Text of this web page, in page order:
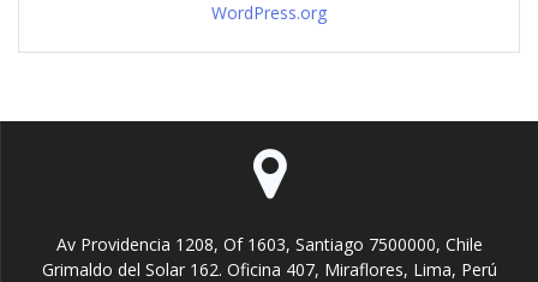
WordPress.org
Av Providencia 1208, Of 1603, Santiago 7500000, Chile
Grimaldo del Solar 162. Oficina 407, Miraflores, Lima, Perú